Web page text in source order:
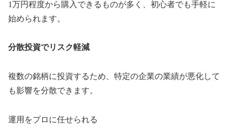
1万円程度から購入できるものが多く、初心者でも手軽に
始められます。
分散投資でリスク軽減
複数の銘柄に投資するため、特定の企業の業績が悪化して
も影響を分散できます。
運用をプロに任せられる